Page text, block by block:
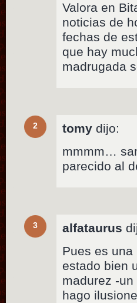
Valora en
noticias de
fechas de
que hay
madrugada
2 tomy dijo:
mmmm…
parecido al
3 alfataurus
Pues es
estado bien
madurez -
hago